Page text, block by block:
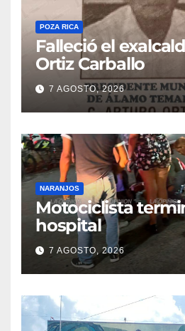
POZA RICA
Falleció el
Ortiz Carballo
7 AGOSTO, 2026
NARANJOS
Motociclista
hospital
7 AGOSTO, 2026